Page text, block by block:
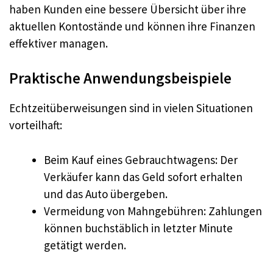
haben Kunden eine bessere Übersicht über ihre
aktuellen Kontostände und können ihre Finanzen
effektiver managen.
Praktische Anwendungsbeispiele
Echtzeitüberweisungen sind in vielen Situationen
vorteilhaft:
Beim Kauf eines Gebrauchtwagens: Der
Verkäufer kann das Geld sofort erhalten
und das Auto übergeben.
Vermeidung von Mahngebühren: Zahlungen
können buchstäblich in letzter Minute
getätigt werden.